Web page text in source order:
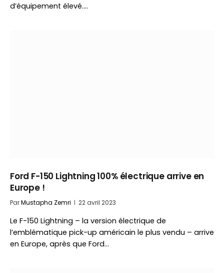
d’équipement élevé.…
Ford F-150 Lightning 100% électrique arrive en
Europe !
ParMustapha Zemri 22 avril 2023
Le F-150 Lightning – la version électrique de
l’emblématique pick-up américain le plus vendu – arrive
en Europe, après que Ford…